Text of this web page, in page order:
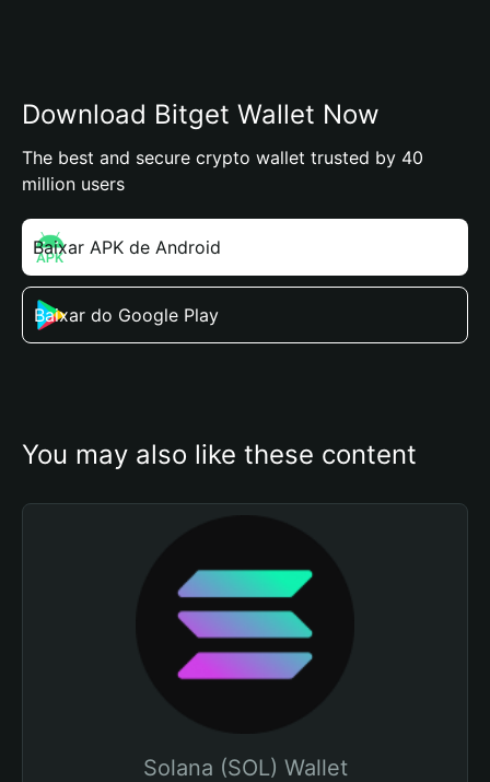
Download Bitget Wallet Now
The best and secure crypto wallet trusted by 40
million users
Baixar APK de Android
Baixar do Google Play
You may also like these content
Solana (SOL) Wallet